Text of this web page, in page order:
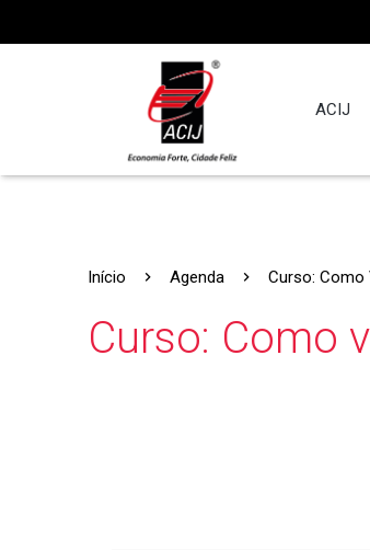
ACIJ
Início Agenda Curso: Como
Curso: Como